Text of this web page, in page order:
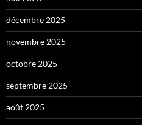
décembre 2025
novembre 2025
octobre 2025
septembre 2025
août 2025